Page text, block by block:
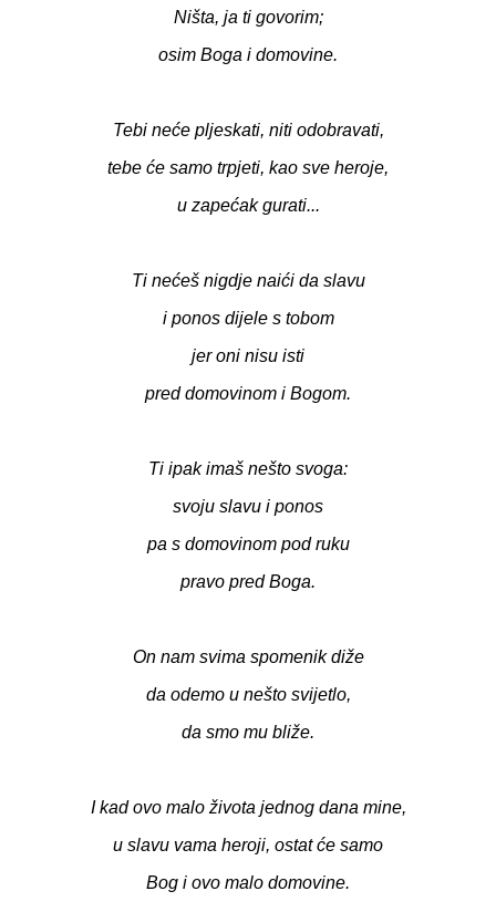
Ništa, ja ti govorim;
osim Boga i domovine.
Tebi neće pljeskati, niti odobravati,
tebe će samo trpjeti, kao sve heroje,
u zapećak gurati...
Ti nećeš nigdje naići da slavu
i ponos dijele s tobom
jer oni nisu isti
pred domovinom i Bogom.
Ti ipak imaš nešto svoga:
svoju slavu i ponos
pa s domovinom pod ruku
pravo pred Boga.
On nam svima spomenik diže
da odemo u nešto svijetlo,
da smo mu bliže.
I kad ovo malo života jednog dana mine,
u slavu vama heroji, ostat će samo
Bog i ovo malo domovine.